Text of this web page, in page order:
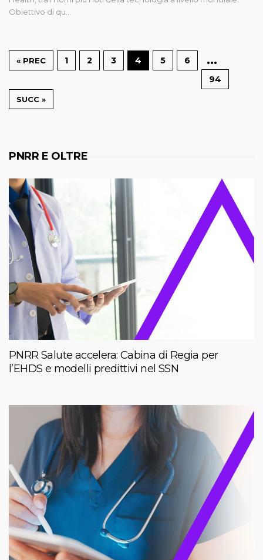
Obiettivo di qu...
« PREC 1 2 3 4 5 6 …
94
SUCC »
PNRR E OLTRE
PNRR Salute accelera: Cabina di Regia per
l’EHDS e modelli predittivi nel SSN